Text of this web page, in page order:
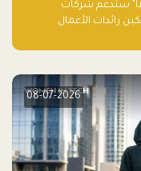
ستدعم شركات
رائدات الأعمال
08-07-2026